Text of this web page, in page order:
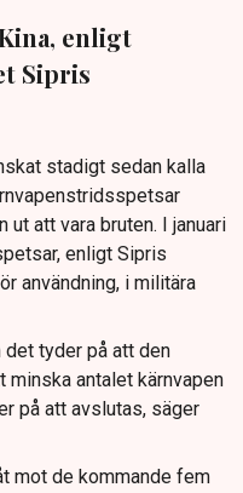
enligt
Sipris
stadigt sedan kalla
ut att vara bruten. I januari
enligt Sipris
användning, i militära
det tyder på att den
minska antalet kärnvapen
på att avslutas, säger
mot de kommande fem